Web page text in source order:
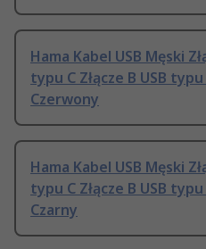
Hama Kabel USB Męski
typu C Złącze B USB
Czerwony
Hama Kabel USB Męski
typu C Złącze B USB
Czarny